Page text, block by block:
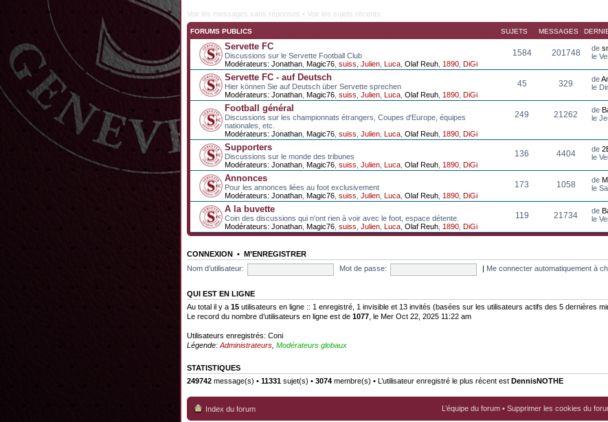
Voir les messages sans réponses • Voir les sujets récents
FORUMS PUBLICS SUJETS MESSAGES
Servette FC
Discussions sur le Servette Football Club
Modérateurs: Jonathan Magic76 suiss Julien Luca Olaf Reuh 1890 DiGi
1584 201748 de
le
Servette FC - auf Deutsch
Hier können Sie auf Deutsch über Servette sprechen
Modérateurs: Jonathan Magic76 suiss Julien Luca Olaf Reuh 1890 DiGi
45 329 de
le
Football général
Discussions sur les championnats étrangers, Coupes d'Europe, équipes
nationales, etc.
Modérateurs: Jonathan Magic76 suiss Julien Luca Olaf Reuh 1890 DiGi
249 21262 de
le
Supporters
Discussions sur le monde des tribunes
Modérateurs: Jonathan Magic76 suiss Julien Luca Olaf Reuh 1890 DiGi
136 4404 de
le
Annonces
Pour les annonces liées au foot exclusivement
Modérateurs: Jonathan Magic76 suiss Julien Luca Olaf Reuh 1890 DiGi
173 1058 de
le
A la buvette
Coin des discussions qui n'ont rien à voir avec le foot, espace détente.
Modérateurs: Jonathan Magic76 suiss Julien Luca Olaf Reuh 1890 DiGi
119 21734 de
le
CONNEXION • M’ENREGISTRER
Nom d’utilisateur:
Mot de passe: Me connecter automatiquement à
QUI EST EN LIGNE
Au total il y a 15 utilisateurs en ligne :: 1 enregistré, 1 invisible et 13 invités (basées sur les utilisateurs actifs des 5 dernières
Le record du nombre d’utilisateurs en ligne est de 1077 , le Mer Oct 22, 2025 11:22 am
Utilisateurs enregistrés: Coni
Légende: Administrateurs Modérateurs globaux
STATISTIQUES
249742 message(s) • 11331 sujet(s) • 3074 membre(s) • L’utilisateur enregistré le plus récent est DennisNOTHE
Index du forum L’équipe du forum • Supprimer les cookies du